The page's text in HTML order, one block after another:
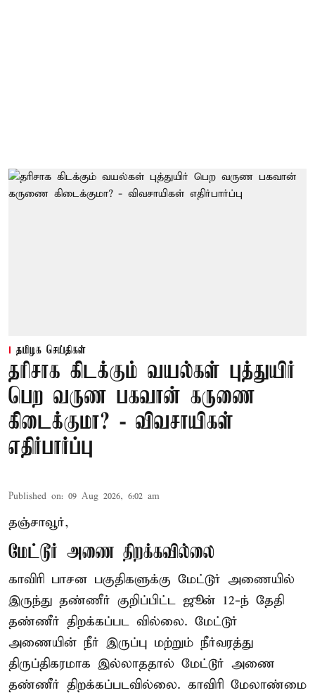
தமிழக செய்திகள்
தரிசாக கிடக்கும் வயல்கள் புத்துயிர்
பெற வருண பகவான் கருணை
கிடைக்குமா? - விவசாயிகள்
எதிர்பார்ப்பு
Published on: 09 Aug 2026, 6:02 am
தஞ்சாவூர்,
மேட்டூர் அணை திறக்கவில்லை
காவிரி பாசன பகுதிகளுக்கு மேட்டூர் அணையில்
இருந்து தண்ணீர் குறிப்பிட்ட ஜூன் 12-ந் தேதி
தண்ணீர் திறக்கப்பட வில்லை. மேட்டூர்
அணையின் நீர் இருப்பு மற்றும் நீர்வரத்து
திருப்திகரமாக இல்லாததால் மேட்டூர் அணை
தண்ணீர் திறக்கப்படவில்லை. காவிரி மேலாண்மை